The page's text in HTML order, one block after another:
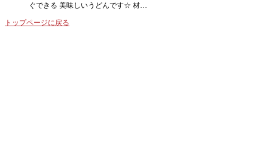
ぐできる 美味しいうどんです☆ 材…
トップページに戻る